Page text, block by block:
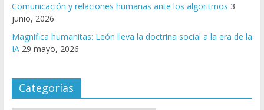
Comunicación y relaciones humanas ante los algoritmos 3
junio, 2026
Magnifica humanitas: León lleva la doctrina social a la era de la
IA 29 mayo, 2026
Categorías